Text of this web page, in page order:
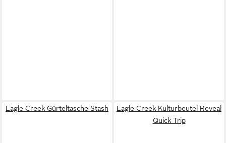
Eagle Creek Gürteltasche Stash
Eagle Creek Kulturbeutel Reveal
Quick Trip